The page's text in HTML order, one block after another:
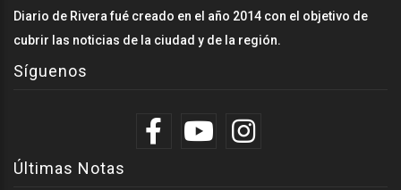
Diario de Rivera fué creado en el año 2014 con el objetivo de
cubrir las noticias de la ciudad y de la región.
Síguenos
Últimas Notas